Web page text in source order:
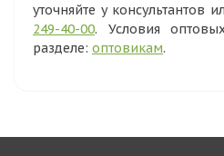
уточняйте у консультантов
249-40-00. Условия
разделе: оптовикам.